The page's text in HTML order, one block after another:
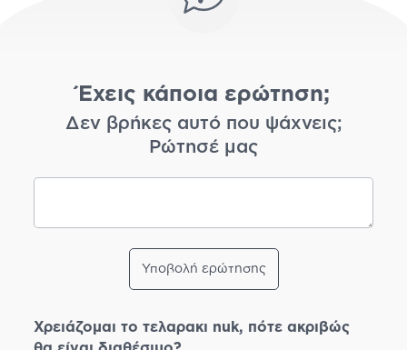
Έχεις κάποια ερώτηση;
Δεν βρήκες αυτό που ψάχνεις;
Ρώτησέ μας
Υποβολή ερώτησης
Χρειάζομαι το τελαρακι nuk, πότε ακριβώς